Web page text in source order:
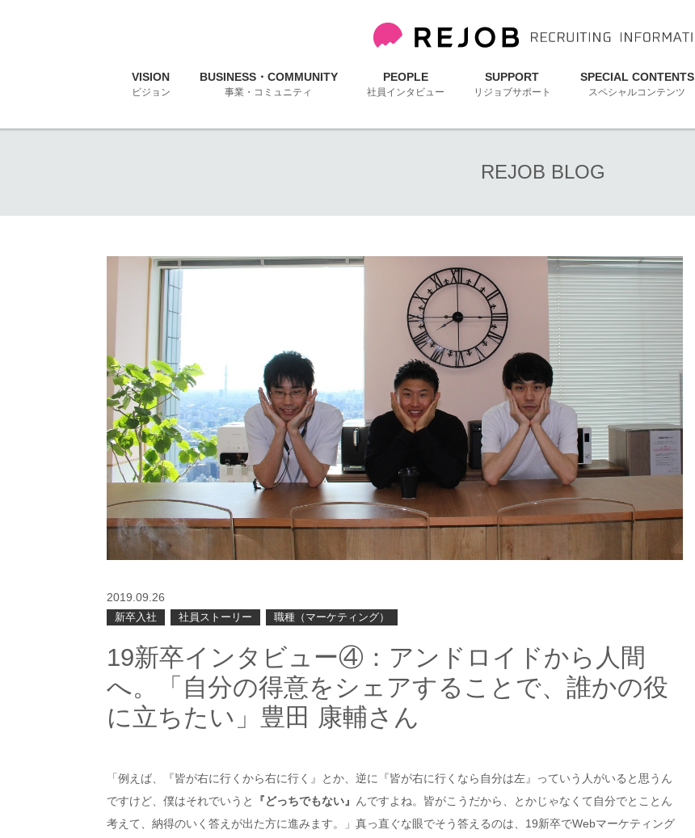
VISION
ビジョン
BUSINESS・COMMUNITY
事業・コミュニティ
PEOPLE
社員インタビュー
SUPPORT
リジョブサポート
SPECIAL CONTENTS
スペシャルコンテンツ
REJOB BLOG
2019.09.26
新卒入社 社員ストーリー 職種（マーケティング）
19新卒インタビュー④：アンドロイドから人間
へ。「自分の得意をシェアすることで、誰かの役
に立ちたい」豊田 康輔さん
「例えば、『皆が右に行くから右に行く』とか、逆に『皆が右に行くなら自分は左』っていう人がいると思うん
ですけど、僕はそれでいうと
『どっちでもない』
んですよね。皆がこうだから、とかじゃなくて自分でとことん
考えて、納得のいく答えが出た方に進みます。」真っ直ぐな眼でそう答えるのは、19新卒でWebマーケティング